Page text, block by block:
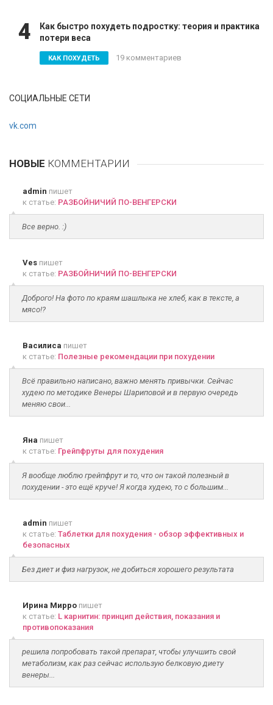
4
Как быстро похудеть подростку: теория и практика
потери веса
КАК ПОХУДЕТЬ 19 комментариев
СОЦИАЛЬНЫЕ СЕТИ
vk.com
НОВЫЕ КОММЕНТАРИИ
admin пишет
к статье: РАЗБОЙНИЧИЙ ПО-ВЕНГЕРСКИ
Все верно. :)
Ves пишет
к статье: РАЗБОЙНИЧИЙ ПО-ВЕНГЕРСКИ
Доброго! На фото по краям шашлыка не хлеб, как в тексте, а
мясо!?
Василиса пишет
к статье: Полезные рекомендации при похудении
Всё правильно написано, важно менять привычки. Сейчас
худею по методике Венеры Шариповой и в первую очередь
меняю свои...
Яна пишет
к статье: Грейпфруты для похудения
Я вообще люблю грейпфрут и то, что он такой полезный в
похудении - это ещё круче! Я когда худею, то с большим...
admin пишет
к статье: Таблетки для похудения - обзор эффективных и
безопасных
Без диет и физ нагрузок, не добиться хорошего результата
Ирина Мирро пишет
к статье: L карнитин: принцип действия, показания и
противопоказания
решила попробовать такой препарат, чтобы улучшить свой
метаболизм, как раз сейчас использую белковую диету
венеры...